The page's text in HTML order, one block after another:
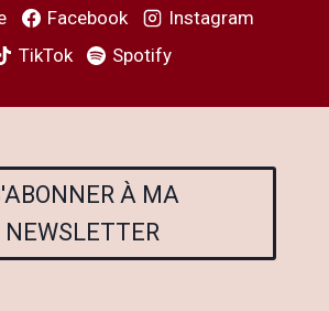
Facebook
Instagram
TikTok
Spotify
À MA
NEWSLETTER